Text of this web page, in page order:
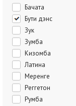
Бачата
Бути дэнс
Зук
Зумба
Кизомба
Латина
Меренге
Реггетон
Румба